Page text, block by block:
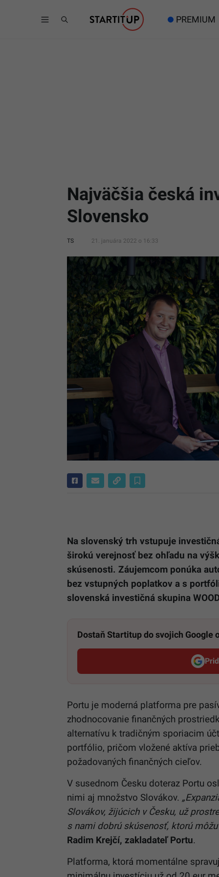
PREMIUM
Najväčšia česká
Slovensko
TS 21. januára 2022 o 16:33
Na slovenský trh vstupuje
širokú verejnosť bez ohľadu na
skúsenosti. Záujemcom ponúka
bez vstupných poplatkov a s
slovenská investičná skupina
Dostaň Startitup do svojich Google
Portu je moderná platforma pre
zhodnocovanie finančných
alternatívu k tradičným sporiacim
portfólio, pričom vložené aktíva
požadovaných finančných cieľov.
V susednom Česku doteraz Portu
nimi aj množstvo Slovákov.
Slovákov, žijúcich v Česku, už
s nami dobrú skúsenosť, ktorú
Radim Krejčí, zakladateľ Portu.
Platforma, ktorá momentálne